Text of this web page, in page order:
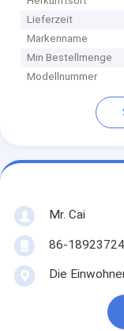
Lieferzeit
Markenname
Min Bestellmenge
Modellnummer
Mr. Cai
86-
Die